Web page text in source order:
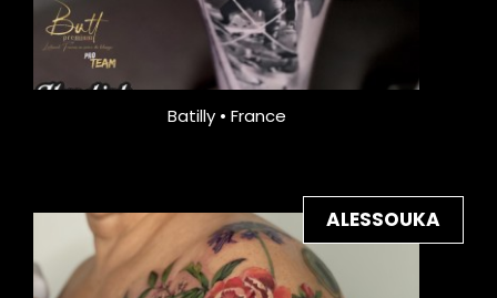
Batilly • France
ALESSOUKA